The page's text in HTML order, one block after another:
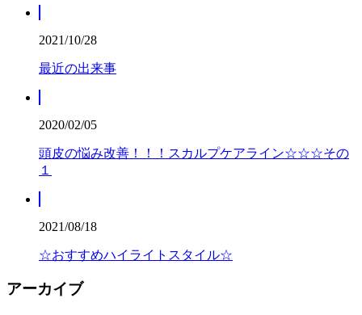
2021/10/28
最近の出来事
2020/02/05
頭皮の悩み改善！！！スカルプケアライン☆☆☆その
１
2021/08/18
☆おすすめハイライトスタイル☆
アーカイブ